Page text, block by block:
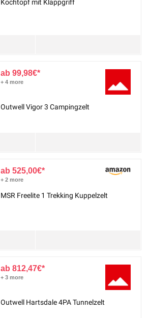
Kochtopf mit Klappgriff
99,98€
+ 4 more
Outwell Vigor 3 Campingzelt
525,00€
+ 2 more
MSR Freelite 1 Trekking Kuppelzelt
812,47€
+ 3 more
Outwell Hartsdale 4PA Tunnelzelt